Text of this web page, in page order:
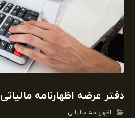
دفتر عرضه اظهارنامه مالیاتی
اظهارنامه مالیاتی